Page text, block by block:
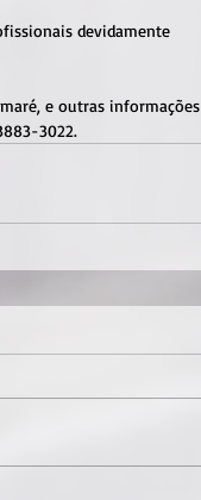
devidamente
e outras informações
3022.